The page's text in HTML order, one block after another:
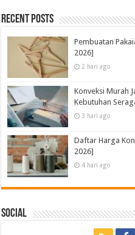
Recent Posts
Pembuatan
2026]
2 hari ago
Konveksi Murah
Kebutuhan
3 hari ago
Daftar Harga
2026]
4 hari ago
Social